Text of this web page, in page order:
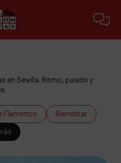
en Sevilla. Ritmo, pasión y
Flamenco
Bienestar